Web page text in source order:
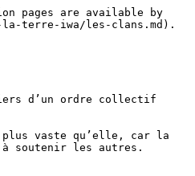
pages are available by
la-terre-iwa/les-clans.md).
d’un ordre collectif
vaste qu’elle, car la
à soutenir les autres.